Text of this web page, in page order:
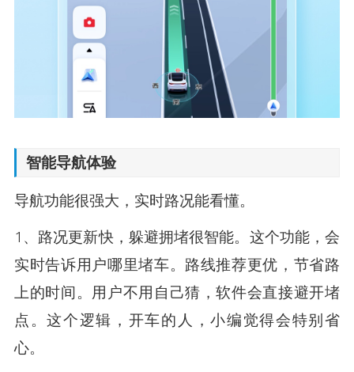
智能导航体验
导航功能很强大，实时路况能看懂。
1、路况更新快，躲避拥堵很智能。这个功能，会
实时告诉用户哪里堵车。路线推荐更优，节省路
上的时间。用户不用自己猜，软件会直接避开堵
点。这个逻辑，开车的人，小编觉得会特别省
心。